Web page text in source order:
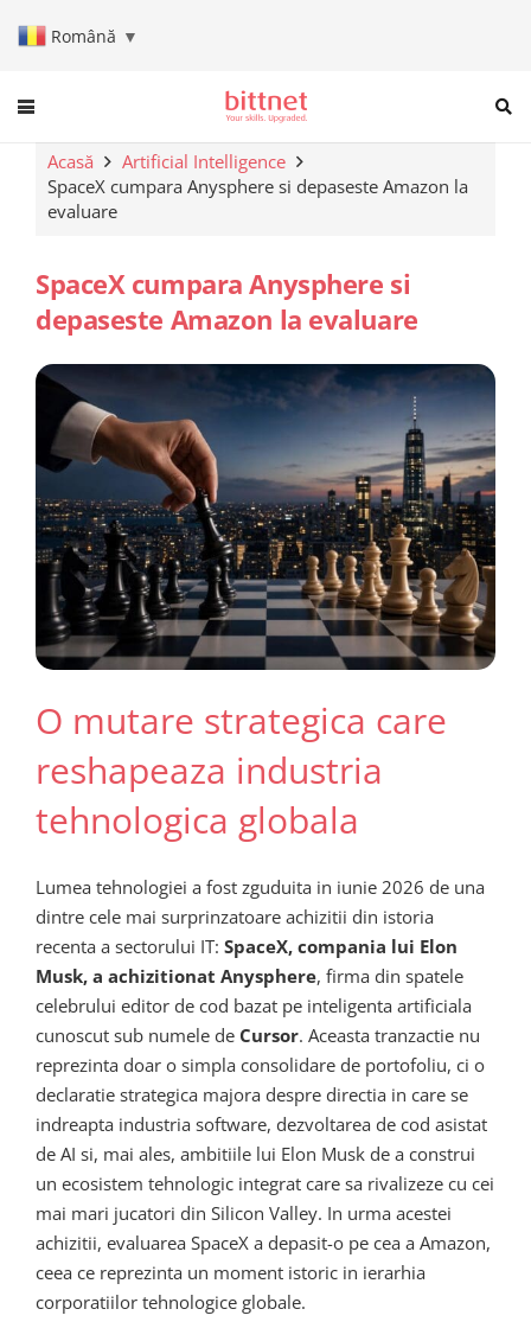
Română ▼
When autocomplete results
Acasă
Artificial Intelligence
SpaceX cumpara Anysphere si depaseste Amazon la
evaluare
SpaceX cumpara Anysphere si
depaseste Amazon la evaluare
O mutare strategica care
reshapeaza industria
tehnologica globala
Lumea tehnologiei a fost zguduita in iunie 2026 de una
dintre cele mai surprinzatoare achizitii din istoria
recenta a sectorului IT: SpaceX, compania lui Elon
Musk, a achizitionat Anysphere, firma din spatele
celebrului editor de cod bazat pe inteligenta artificiala
cunoscut sub numele de Cursor. Aceasta tranzactie nu
reprezinta doar o simpla consolidare de portofoliu, ci o
declaratie strategica majora despre directia in care se
indreapta industria software, dezvoltarea de cod asistat
de AI si, mai ales, ambitiile lui Elon Musk de a construi
un ecosistem tehnologic integrat care sa rivalizeze cu cei
mai mari jucatori din Silicon Valley. In urma acestei
achizitii, evaluarea SpaceX a depasit-o pe cea a Amazon,
ceea ce reprezinta un moment istoric in ierarhia
corporatiilor tehnologice globale.